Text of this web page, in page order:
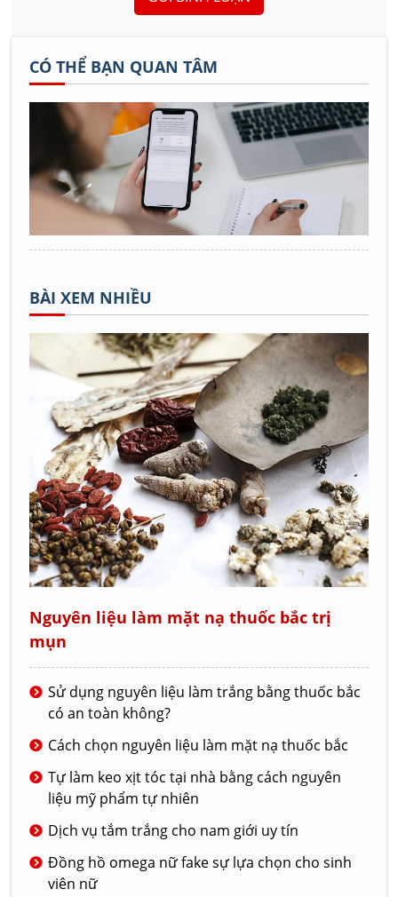
CÓ THỂ BẠN QUAN TÂM
BÀI XEM NHIỀU
Nguyên liệu làm mặt nạ thuốc bắc trị
mụn
Sử dụng nguyên liệu làm trắng bằng thuốc bắc
có an toàn không?
Cách chọn nguyên liệu làm mặt nạ thuốc bắc
Tự làm keo xịt tóc tại nhà bằng cách nguyên
liệu mỹ phẩm tự nhiên
Dịch vụ tắm trắng cho nam giới uy tín
Đồng hồ omega nữ fake sự lựa chọn cho sinh
viên nữ